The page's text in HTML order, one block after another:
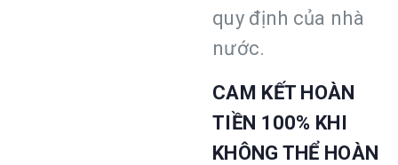
quy định của nhà
nước.
CAM KẾT HOÀN
TIỀN 100% KHI
KHÔNG THỂ HOÀN